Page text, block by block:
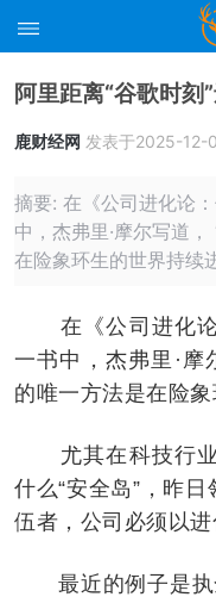
阿里距离“谷歌时刻
鹿财经网 发表于2025-12-
摘要: 在《公司进化论
中，杰弗里·摩尔写道
在险象环生的世界持续
在《公司进化论
一书中，杰弗里·摩
的唯一方法是在险
尤其在科技行业
什么“安全岛”，昨
伍者，公司必须以进
最近的例子是执